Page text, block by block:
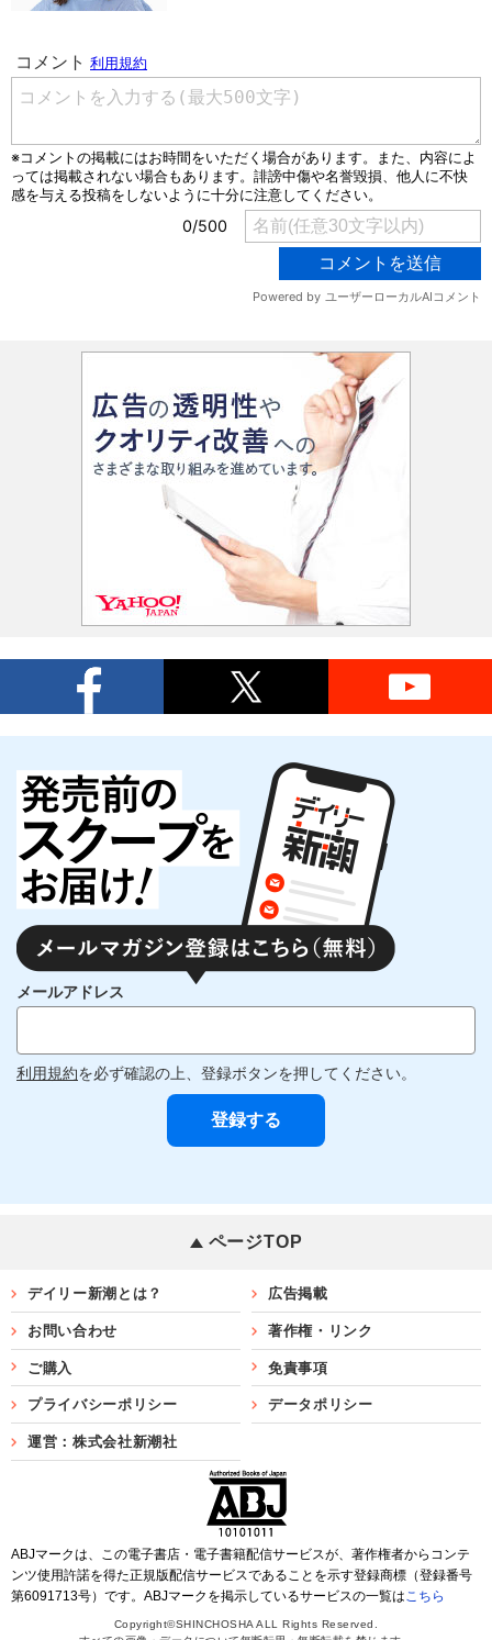
メールアドレス
利用規約を必ず確認の上、登録ボタンを押してください。
ページTOP
デイリー新潮とは？ 広告掲載
お問い合わせ 著作権・リンク
ご購入 免責事項
プライバシーポリシー データポリシー
運営：株式会社新潮社
ABJマークは、この電子書店・電子書籍配信サービスが、著作権者からコンテ
ンツ使用許諾を得た正規版配信サービスであることを示す登録商標（登録番号
第6091713号）です。ABJマークを掲示しているサービスの一覧はこちら
Copyright©SHINCHOSHA ALL Rights Reserved.